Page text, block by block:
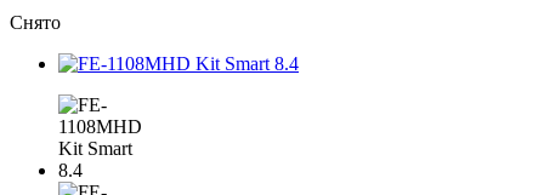
Снято